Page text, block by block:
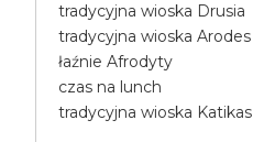
tradycyjna wioska Drusia
tradycyjna wioska Arodes
łaźnie Afrodyty
czas na lunch
tradycyjna wioska Katikas